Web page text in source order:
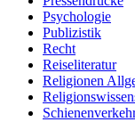
Psychologie
Publizistik
Recht
Reiseliteratur
Religionen